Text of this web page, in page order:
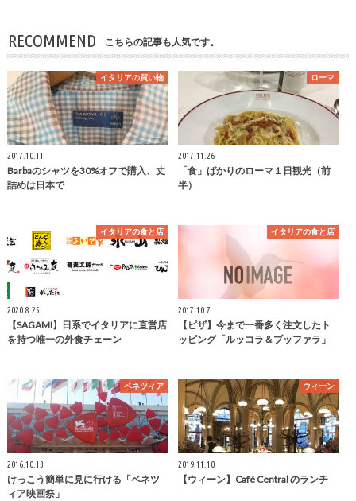
RECOMMEND こちらの記事も人気です。
イタリアの買い物
2017.10.11
Barbaのシャツを30%オフで購入、丈
詰めは日本で
ローマ
2017.11.26
「食」ばかりのローマ１日観光（前
半）
イタリアの食と店
2020.8.25
【SAGAMI】日系でイタリアに直営店
を持つ唯一の外食チェーン
イタリアの食と店
2017.10.7
【ピザ】今まで一番多く注文したト
ッピング「ルッコラ＆ブッファラ」
ベネツィア
2016.10.13
けっこう簡単に見に行ける「ベネツ
ィア映画祭」
ウィーン
2019.11.10
【ウィーン】Café Central のランチ